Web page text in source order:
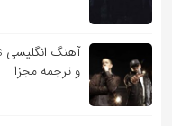
و ترجمه مجزا